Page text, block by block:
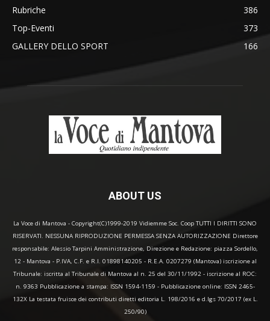
Rubriche
386
Top-Eventi
373
GALLERY DELLO SPORT
166
ABOUT US
La Voce di Mantova - Copyright(C)1999-2019 Vidiemme Soc. Coop TUTTI I DIRITTI SONO
RISERVATI. NESSUNA RIPRODUZIONE PERMESSA SENZA AUTORIZZAZIONE Direttore
responsabile: Alessio Tarpini Amministrazione, Direzione e Redazione: piazza Sordello,
12 - Mantova - P.IVA, C.F. e R.I. 01898140205 - R.E.A. 0207279 (Mantova) iscrizione al
Tribunale: iscritta al Tribunale di Mantova al n. 25 del 30/11/1992 - iscrizione al ROC:
n. 9363 Pubblicazione a stampa: ISSN 1594-1159 - Pubblicazione online: ISSN 2465-
132X La testata fruisce dei contributi diretti editoria L. 198/2016 e d.lgs 70/2017 (ex L.
250/90)